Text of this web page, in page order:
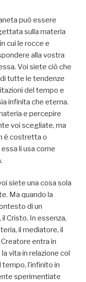
può essere
sulla materia
cui le rocce e
alla vostra
Voi siete ciò che
di tutte le tendenze
del tempo e
infinita che eterna.
e percepire
voi scegliate, ma
è costretta o
li usa come
siete una cosa sola
Ma quando la
di un
Cristo. In essenza,
il mediatore, il
entra in
vita in relazione col
l’infinito in
sperimentiate